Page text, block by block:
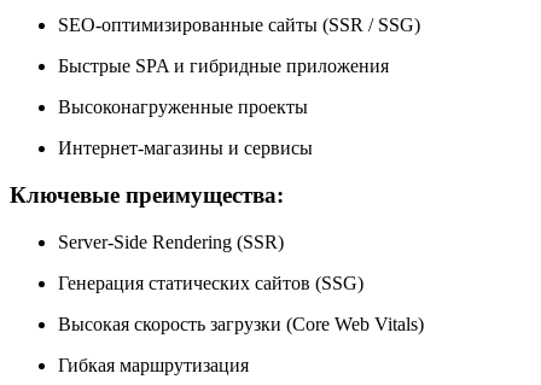
SEO-оптимизированные сайты (SSR / SSG)
Быстрые SPA и гибридные приложения
Высоконагруженные проекты
Интернет-магазины и сервисы
Ключевые преимущества:
Server-Side Rendering (SSR)
Генерация статических сайтов (SSG)
Высокая скорость загрузки (Core Web Vitals)
Гибкая маршрутизация